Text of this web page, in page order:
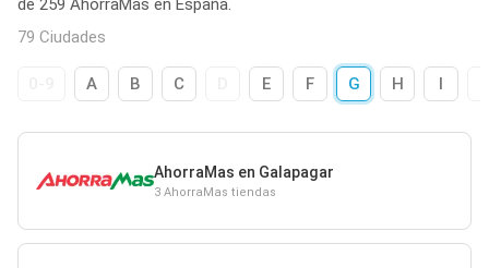
de 259 AhorraMas en España.
79 Ciudades
A B C E F G H I
AhorraMas en Galapagar
3 AhorraMas tiendas